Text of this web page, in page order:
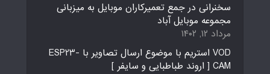
سخنرانی در جمع تعمیرکاران موبایل به میزبانی
مجموعه موبایل آباد
مرداد ۱۲, ۱۴۰۲
VOD استریم با موضوع ارسال تصاویر با ESP23-
CAM [ اروند طباطبایی و سایفر ]